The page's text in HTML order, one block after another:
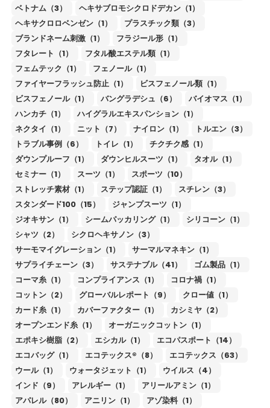
ベトナム（3）
ヘキサブロモシクロドデカン（1）
ヘキサクロロベンゼン（1）
プラスチック類（3）
ブランドネーム刺激（1）
フラジール形（1）
フタレート（1）
フタル酸エステル類（1）
フェムテック（1）
フェノール（1）
ファイヤーフラッシュ防止（1）
ビスフェノール類（1）
ビスフェノール（1）
バングラデシュ（6）
バイオマス（1）
ハンカチ（1）
ハイグラルエキスパンション（1）
ネクタイ（1）
ニット（7） ナイロン（1）
トルエン（3）
トラブル事例（6）
トイレ（1）
チクチク感（1）
ダウンプルーフ（1）
ダウンヒルスーツ（1）
タオル（1）
セミナー（1）
スーツ（1）
スポーツ（10）
ストレッチ素材（1）
ステップ認証（1）
スチレン（3）
スタンダード100（15）
ジャンプスーツ（1）
ジオキサン（1）
シームパッカリング（1）
シリコーン（1）
シャツ（2）
シクロヘキサノン（3）
サーモマイグレーション（1）
サーマルマネキン（1）
サプライチェーン（3）
サステナブル（41）
ゴム製品（1）
コーマ糸（1）
コンプライアンス（1）
コロナ禍（1）
コットン（2）
グローバルレポート（9）
クロー値（1）
カード糸（1）
カバーファクター（1）
カシミヤ（2）
オープンエンド糸（1）
オーガニックコットン（1）
エポキシ樹脂（2）
エシカル（1）
エコパスポート（14）
エコバッグ（1）
エコテックス®（8）
エコテックス（63）
ウール（1）
ウォータジェット（1）
ウイルス（4）
インド（9）
アレルギー（1）
アリールアミン（1）
アパレル（80）
アニリン（1）
アゾ染料（1）